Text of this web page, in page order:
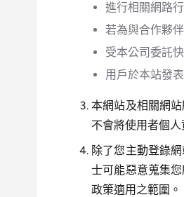
進行相關網路
若為與合作夥
受本公司委託
用戶於本站發
本網站及相關網
不會將使用者個
除了您主動登錄
士可能惡意蒐集
政策適用之範圍。